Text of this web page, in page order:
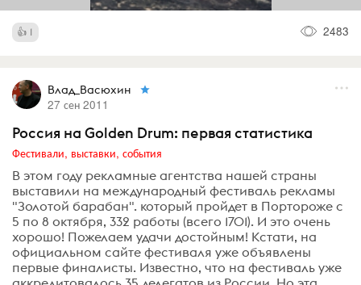
1 2483
Влад_Васюхин
27 сен 2011
Россия на Golden Drum: первая статистика
Фестивали, выставки, события
В этом году рекламные агентства нашей страны
выставили на международный фестиваль рекламы
"Золотой барабан". который пройдет в Портороже с
5 по 8 октября, 332 работы (всего 1701). И это очень
хорошо! Пожелаем удачи достойным! Кстати, на
официальном сайте фестиваля уже объявлены
первые финалисты. Известно, что на фестиваль уже